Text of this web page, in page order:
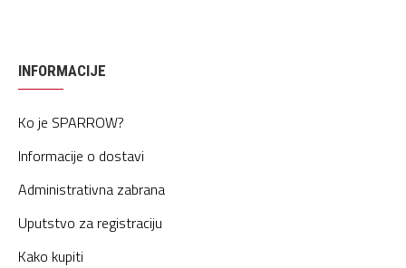
INFORMACIJE
Ko je SPARROW?
Informacije o dostavi
Administrativna zabrana
Uputstvo za registraciju
Kako kupiti